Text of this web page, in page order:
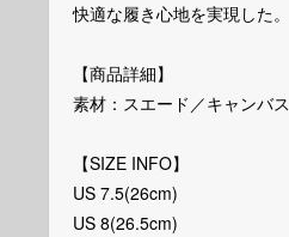
快適な履き心地を実現した。
【商品詳細】
素材：スエード／キャンバス
【SIZE INFO】
US 7.5(26cm)
US 8(26.5cm)